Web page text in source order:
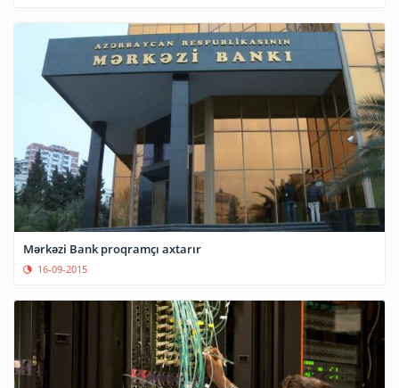
Mərkəzi Bank proqramçı axtarır
16-09-2015